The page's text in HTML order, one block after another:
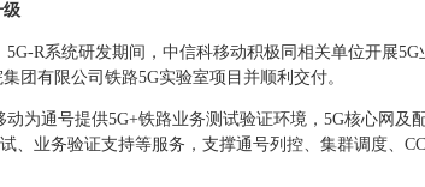
级
R系统研发期间，中信科移动积极同相关单位开展5G
团有限公司铁路5G实验室项目并顺利交付。
为通号提供5G+铁路业务测试验证环境，5G核心网及
、业务验证支持等服务，支撑通号列控、集群调度、